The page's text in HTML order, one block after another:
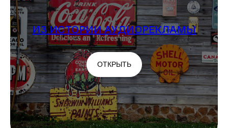
ИЗ ИСТОРИИ АУДИОРЕКЛАМЫ
ОТКРЫТЬ